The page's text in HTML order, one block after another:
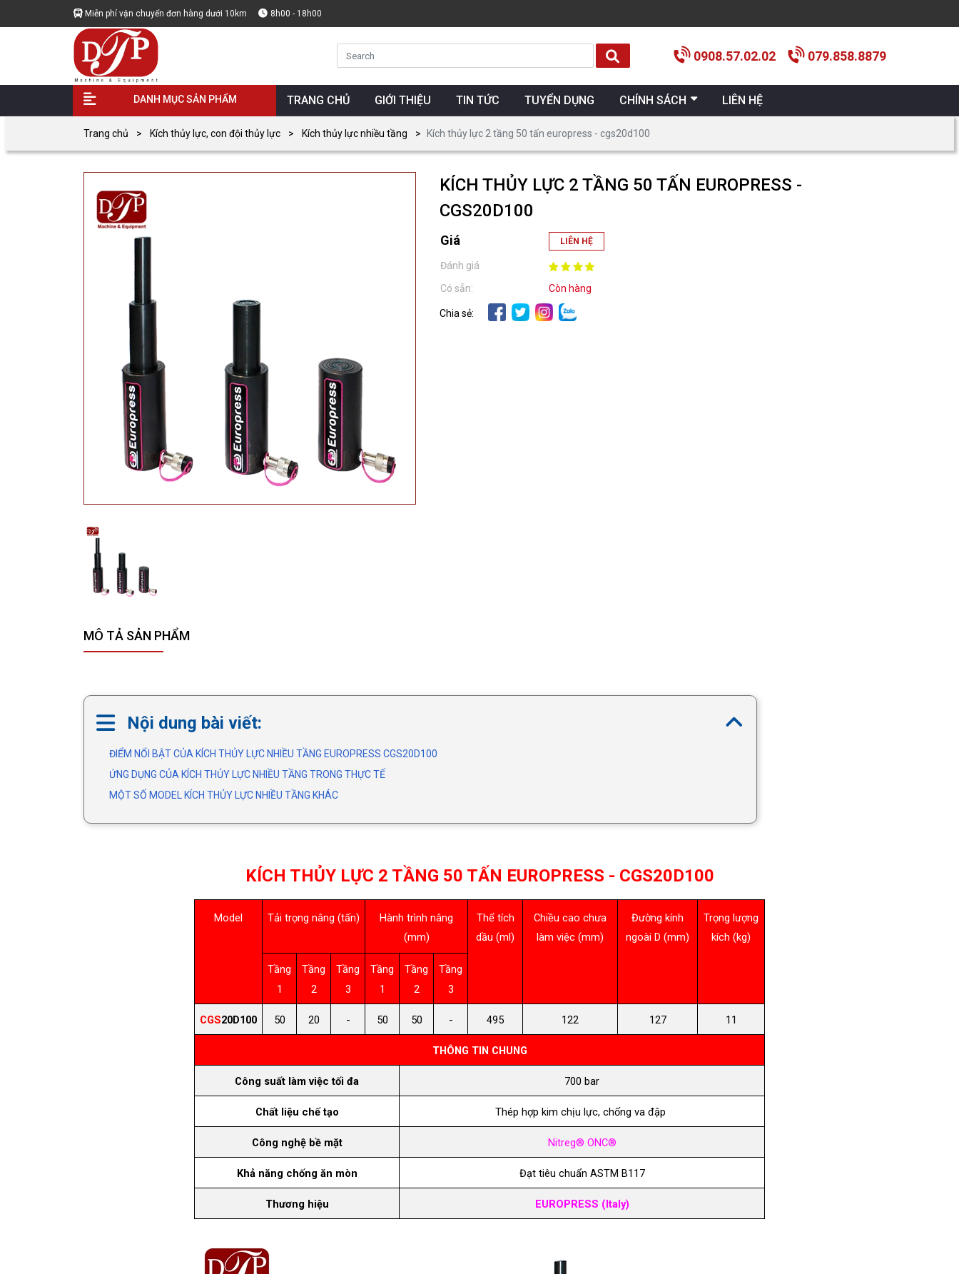
Miễn phí vận chuyển đơn hàng dưới 10km 8h00 - 18h00
0908.57.02.02 079.858.8879
DANH MỤC SẢN PHẨM TRANG CHỦ GIỚI THIỆU TIN TỨC TUYỂN DỤNG CHÍNH SÁCH LIÊN HỆ
Trang chủ Kích thủy lực, con đội thủy lực Kích thủy lực nhiều tầng Kích thủy lực 2 tầng 50 tấn europress - cgs20d100
KÍCH THỦY LỰC 2 TẦNG 50 TẤN EUROPRESS -
CGS20D100
Giá LIÊN HỆ
Đánh giá
Có sẵn:
Còn hàng
Chia sẻ:
MÔ TẢ SẢN PHẨM
Nội dung bài viết:
ĐIỂM NỔI BẬT CỦA KÍCH THỦY LỰC NHIỀU TẦNG EUROPRESS CGS20D100
ỨNG DỤNG CỦA KÍCH THỦY LỰC NHIỀU TẦNG TRONG THỰC TẾ
MỘT SỐ MODEL KÍCH THỦY LỰC NHIỀU TẦNG KHÁC
KÍCH THỦY LỰC 2 TẦNG 50 TẤN EUROPRESS - CGS20D100
Model Tải trọng nâng (tấn)
Hành trình nâng
(mm)
Thể tích
dầu (ml)
Chiều cao chưa
làm việc (mm)
Đường kính
ngoài D (mm)
Trọng lượng
kích (kg)
Tầng
1
Tầng
2
Tầng
3
Tầng
1
Tầng
2
Tầng
3
CGS20D100 50 20 - 50 50 - 495 122 127 11
THÔNG TIN CHUNG
Công suất làm việc tối đa 700 bar
Chất liệu chế tạo Thép hợp kim chịu lực, chống va đập
Công nghệ bề mặt Nitreg® ONC®
Khả năng chống ăn mòn Đạt tiêu chuẩn ASTM B117
Thương hiệu EUROPRESS (Italy)